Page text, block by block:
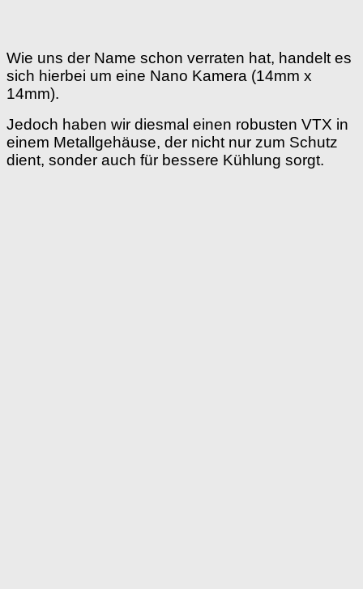
Wie uns der Name schon verraten hat, handelt es
sich hierbei um eine Nano Kamera (14mm x
14mm).
Jedoch haben wir diesmal einen robusten VTX in
einem Metallgehäuse, der nicht nur zum Schutz
dient, sonder auch für bessere Kühlung sorgt.